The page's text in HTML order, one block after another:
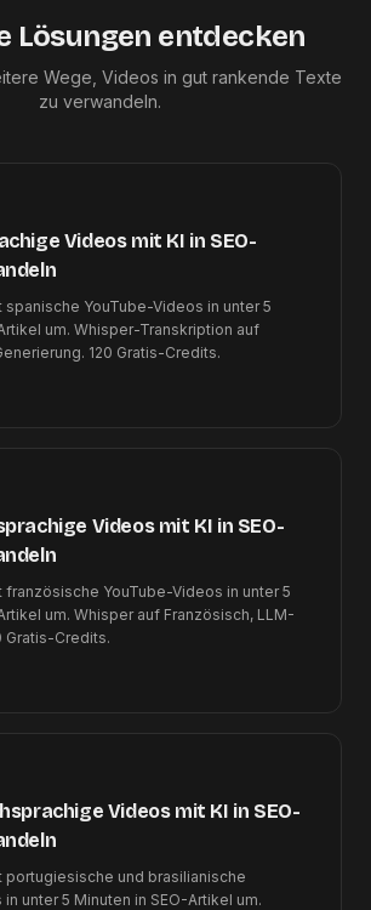
Lösungen entdecken
Wege, Videos in gut rankende Texte
zu verwandeln.
Videos mit KI in SEO-
YouTube-Videos in unter 5
um. Whisper-Transkription auf
120 Gratis-Credits.
Videos mit KI in SEO-
YouTube-Videos in unter 5
um. Whisper auf Französisch, LLM-
Gratis-Credits.
Videos mit KI in SEO-
portugiesische und brasilianische
unter 5 Minuten in SEO-Artikel um.